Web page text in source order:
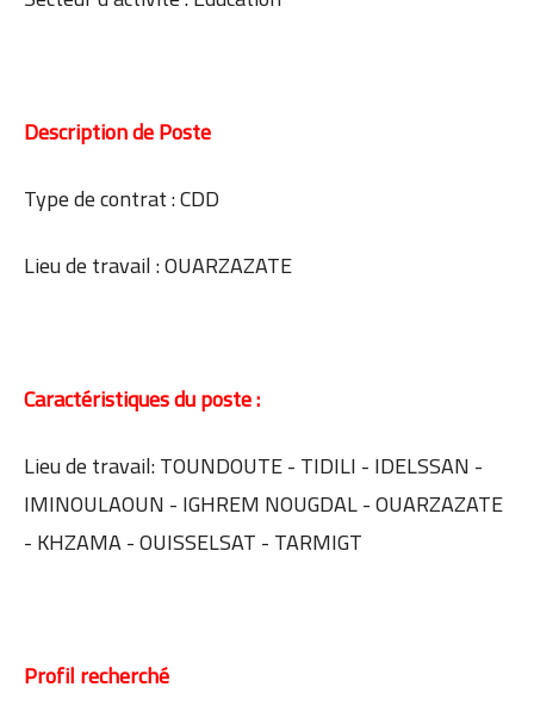
Description de Poste
Type de contrat : CDD
Lieu de travail : OUARZAZATE
Caractéristiques du poste :
Lieu de travail: TOUNDOUTE - TIDILI - IDELSSAN -
IMINOULAOUN - IGHREM NOUGDAL - OUARZAZATE
- KHZAMA - OUISSELSAT - TARMIGT
Profil recherché